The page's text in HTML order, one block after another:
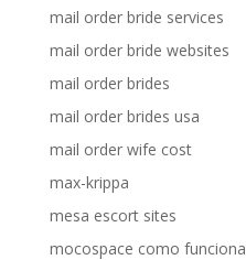
mail order bride services
mail order bride websites
mail order brides
mail order brides usa
mail order wife cost
max-krippa
mesa escort sites
mocospace como funciona